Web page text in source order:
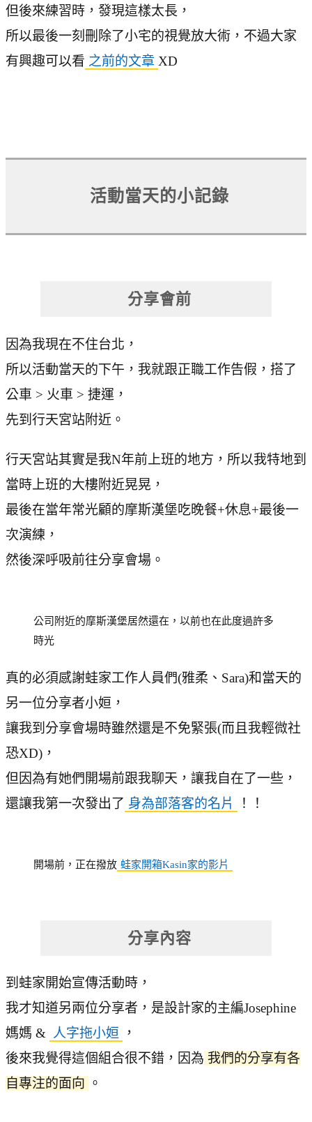
但後來練習時，發現這樣太長，
所以最後一刻刪除了小宅的視覺放大術，不過大家
有興趣可以看 之前的文章 XD
活動當天的小記錄
分享會前
因為我現在不住台北，
所以活動當天的下午，我就跟正職工作告假，搭了
公車 > 火車 > 捷運，
先到行天宮站附近。
行天宮站其實是我N年前上班的地方，所以我特地到
當時上班的大樓附近晃晃，
最後在當年常光顧的摩斯漢堡吃晚餐+休息+最後一
次演練，
然後深呼吸前往分享會場。
公司附近的摩斯漢堡居然還在，以前也在此度過許多
時光
真的必須感謝蛙家工作人員們(雅柔、Sara)和當天的
另一位分享者小姮，
讓我到分享會場時雖然還是不免緊張(而且我輕微社
恐XD)，
但因為有她們開場前跟我聊天，讓我自在了一些，
還讓我第一次發出了 身為部落客的名片 ！！
開場前，正在撥放 蛙家開箱Kasin家的影片
分享內容
到蛙家開始宣傳活動時，
我才知道另兩位分享者，是設計家的主編Josephine
媽媽 & 人字拖小姮
，
後來我覺得這個組合很不錯，因為 我們的分享有各
自專注的面向 。